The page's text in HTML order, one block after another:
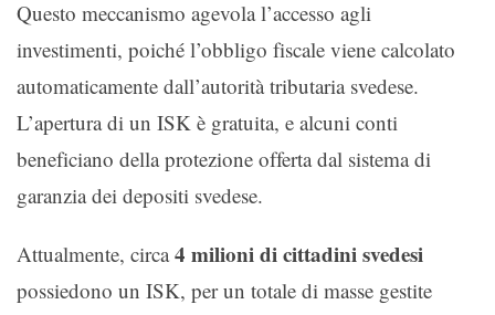
Questo meccanismo agevola l’accesso agli
investimenti, poiché l’obbligo fiscale viene calcolato
automaticamente dall’autorità tributaria svedese.
L’apertura di un ISK è gratuita, e alcuni conti
beneficiano della protezione offerta dal sistema di
garanzia dei depositi svedese.
Attualmente, circa4 milioni di cittadini svedesi
possiedono un ISK, per un totale di masse gestite